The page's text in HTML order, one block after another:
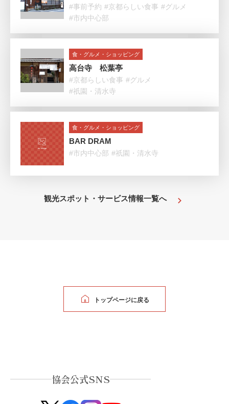
#事前予約 #京都らしい食事 #グルメ
#市内中心部
食・グルメ・ショッピング
高台寺 松葉亭
#京都らしい食事 #グルメ
#祇園・清水寺
食・グルメ・ショッピング
BAR DRAM
#市内中心部 #祇園・清水寺
観光スポット・サービス情報一覧へ
トップページに戻る
協会公式SNS